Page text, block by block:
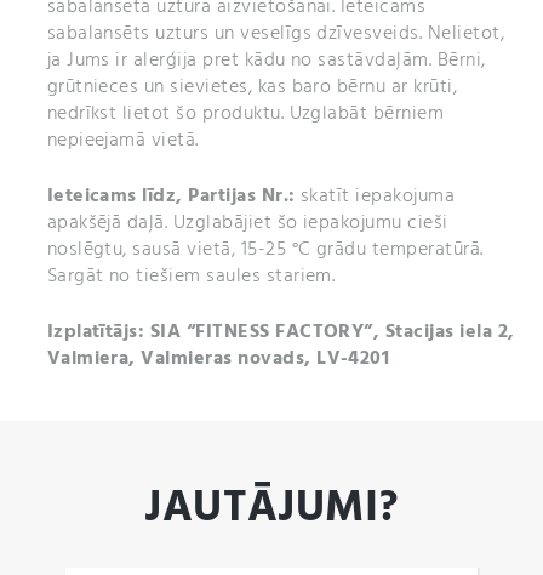
sabalansēta uztura aizvietošanai. Ieteicams
sabalansēts uzturs un veselīgs dzīvesveids. Nelietot,
ja Jums ir alerģija pret kādu no sastāvdaļām. Bērni,
grūtnieces un sievietes, kas baro bērnu ar krūti,
nedrīkst lietot šo produktu. Uzglabāt bērniem
nepieejamā vietā.
Ieteicams līdz, Partijas Nr.: skatīt iepakojuma
apakšējā daļā. Uzglabājiet šo iepakojumu cieši
noslēgtu, sausā vietā, 15-25 °C grādu temperatūrā.
Sargāt no tiešiem saules stariem.
Izplatītājs: SIA “FITNESS FACTORY”, Stacijas iela 2,
Valmiera, Valmieras novads, LV-4201
JAUTĀJUMI?